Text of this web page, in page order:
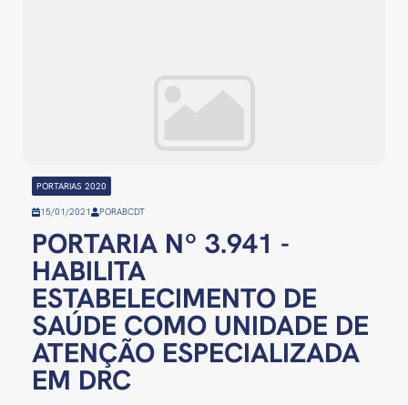
PORTARIAS 2020
15/01/2021 PORABCDT
PORTARIA Nº 3.941 -
HABILITA
ESTABELECIMENTO DE
SAÚDE COMO UNIDADE DE
ATENÇÃO ESPECIALIZADA
EM DRC